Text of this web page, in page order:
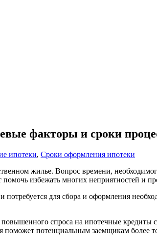
факторы и сроки
ипотеки, Сроки оформления ипотеки
жилье. Вопрос времени,
избежать многих неприятностей и
для сбора и оформления
спроса на ипотечные кредиты
потенциальным заемщикам более